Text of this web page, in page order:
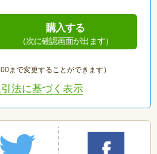
購入する
（次に確認画面が出ます）
まで変更することができます）
法に基づく表示